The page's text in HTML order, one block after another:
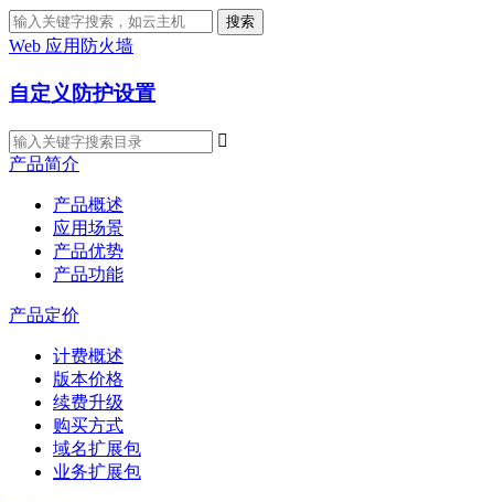
搜索
Web 应用防火墙
自定义防护设置

产品简介
产品概述
应用场景
产品优势
产品功能
产品定价
计费概述
版本价格
续费升级
购买方式
域名扩展包
业务扩展包